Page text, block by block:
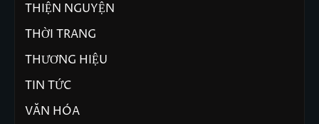
THIỆN NGUYỆN
THỜI TRANG
THƯƠNG HIỆU
TIN TỨC
VĂN HÓA